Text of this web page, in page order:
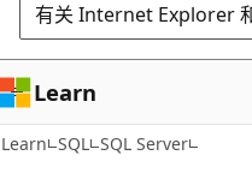
有关 Internet Explorer
Learn
Learn SQL SQL Server